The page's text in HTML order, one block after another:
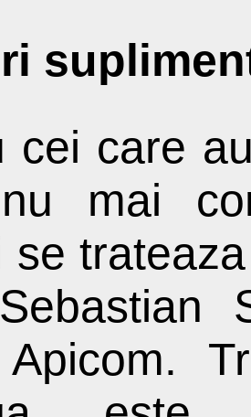
cei care
mai
se